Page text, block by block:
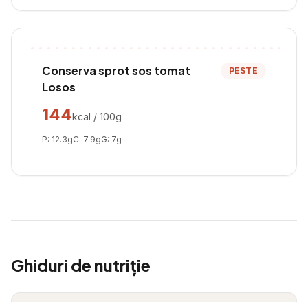
Conserva sprot sos tomat
Losos
PESTE
144kcal / 100g
P: 12.3gC: 7.9gG: 7g
Ghiduri de nutriție